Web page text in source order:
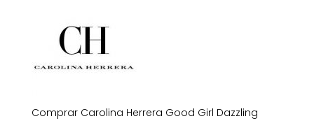
137,50€.
Comprar Carolina Herrera Good Girl Dazzling